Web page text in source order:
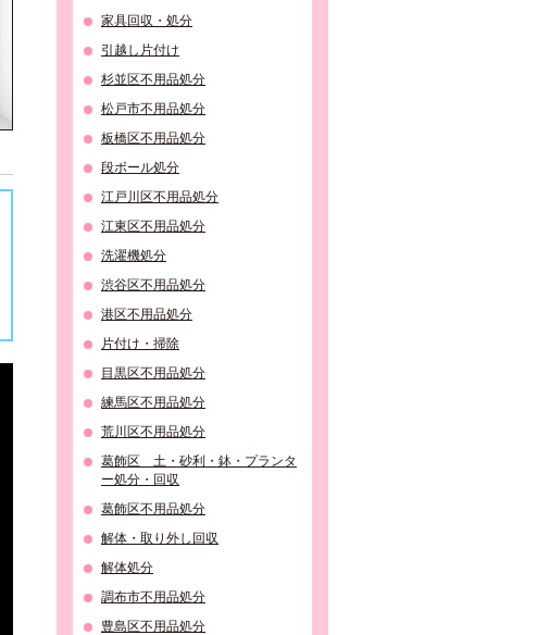
家具回収・処分
引越し片付け
杉並区不用品処分
松戸市不用品処分
板橋区不用品処分
段ボール処分
江戸川区不用品処分
江東区不用品処分
洗濯機処分
渋谷区不用品処分
港区不用品処分
片付け・掃除
目黒区不用品処分
練馬区不用品処分
荒川区不用品処分
葛飾区 土・砂利・鉢・プランタ
ー処分・回収
葛飾区不用品処分
解体・取り外し回収
解体処分
調布市不用品処分
豊島区不用品処分